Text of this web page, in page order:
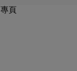
頁